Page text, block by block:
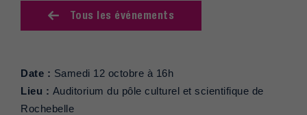
Tous les événements
Date : Samedi 12 octobre à 16h
Lieu : Auditorium du pôle culturel et scientifique de
Rochebelle